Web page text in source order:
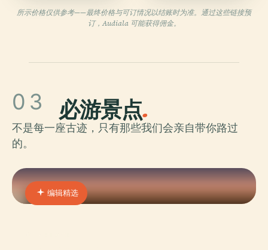
所示价格仅供参考——最终价格与可订情况以结账时为准。通过这些链接预
订，Audiala 可能获得佣金。
03 必游景点.
不是每一座古迹，只有那些我们会亲自带你路过
的。
编辑精选